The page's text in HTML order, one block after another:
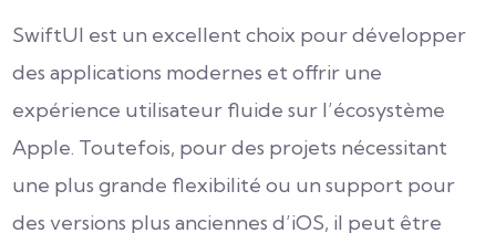
SwiftUI est un excellent choix pour développer
des applications modernes et offrir une
expérience utilisateur fluide sur l’écosystème
Apple. Toutefois, pour des projets nécessitant
une plus grande flexibilité ou un support pour
des versions plus anciennes d’iOS, il peut être